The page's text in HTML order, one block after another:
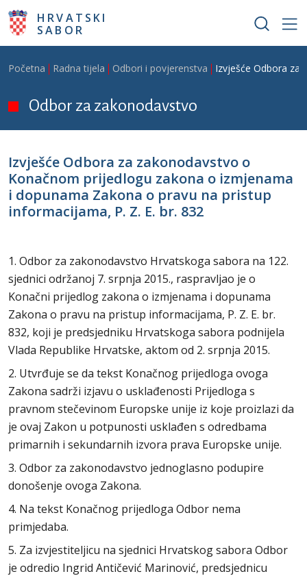
Skoči na glavni sadržaj
HRVATSKI
SABOR
Breadcrumb
Početna Radna tijela Odbori i povjerenstva Izvješće Odbora za
Odbor za zakonodavstvo
Izvješće Odbora za zakonodavstvo o
Konačnom prijedlogu zakona o izmjenama
i dopunama Zakona o pravu na pristup
informacijama, P. Z. E. br. 832
1. Odbor za zakonodavstvo Hrvatskoga sabora na 122.
sjednici održanoj 7. srpnja 2015., raspravljao je o
Konačni prijedlog zakona o izmjenama i dopunama
Zakona o pravu na pristup informacijama, P. Z. E. br.
832, koji je predsjedniku Hrvatskoga sabora podnijela
Vlada Republike Hrvatske, aktom od 2. srpnja 2015.
2. Utvrđuje se da tekst Konačnog prijedloga ovoga
Zakona sadrži izjavu o usklađenosti Prijedloga s
pravnom stečevinom Europske unije iz koje proizlazi da
je ovaj Zakon u potpunosti usklađen s odredbama
primarnih i sekundarnih izvora prava Europske unije.
3. Odbor za zakonodavstvo jednoglasno podupire
donošenje ovoga Zakona.
4. Na tekst Konačnog prijedloga Odbor nema
primjedaba.
5. Za izvjestiteljicu na sjednici Hrvatskog sabora Odbor
je odredio Ingrid Antičević Marinović, predsjednicu